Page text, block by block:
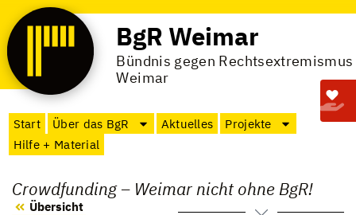
BgR Weimar
Bündnis gegen Rechtsextremismus
Weimar
Start Über das BgR Aktuelles
Projekte
Hilfe + Material
Crowdfunding – Weimar nicht ohne BgR!
Übersicht